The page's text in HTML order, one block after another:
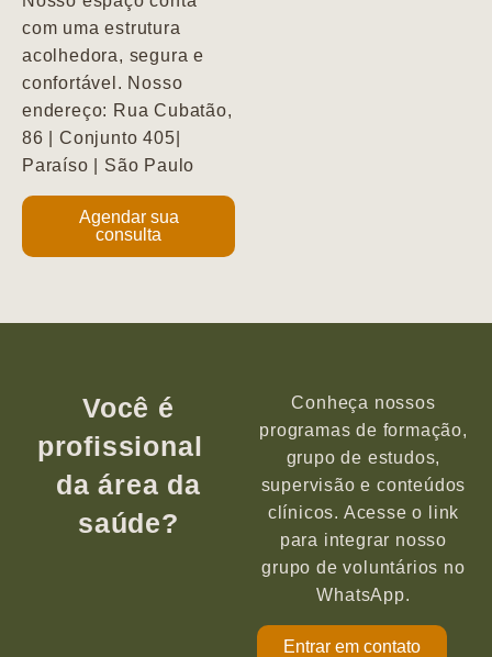
com uma estrutura
acolhedora, segura e
confortável. Nosso
endereço: Rua Cubatão,
86 | Conjunto 405|
Paraíso | São Paulo
Agendar sua
consulta
Você é
profissional
da área da
saúde?
Conheça nossos
programas de formação,
grupo de estudos,
supervisão e conteúdos
clínicos. Acesse o link
para integrar nosso
grupo de voluntários no
WhatsApp.
Entrar em contato